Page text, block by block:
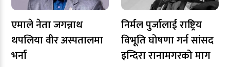
एमाले नेता जगन्नाथ
थपलिया वीर अस्पतालमा
भर्ना
निर्मल पुर्जालाई राष्ट्रिय
विभूति घोषणा गर्न सांसद
इन्दिरा रानामगरको माग